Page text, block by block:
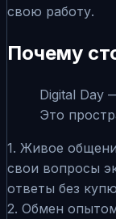
свою работу.
Почему
Digital Day
Это
1. Живое
свои вопросы
ответы без
2. Обмен